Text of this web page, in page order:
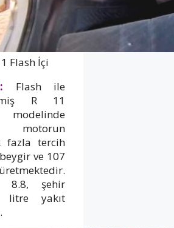
Flash İçi
Flash ile
R 11
motorun
fazla tercih
ve 107
8.8, şehir
litre yakıt